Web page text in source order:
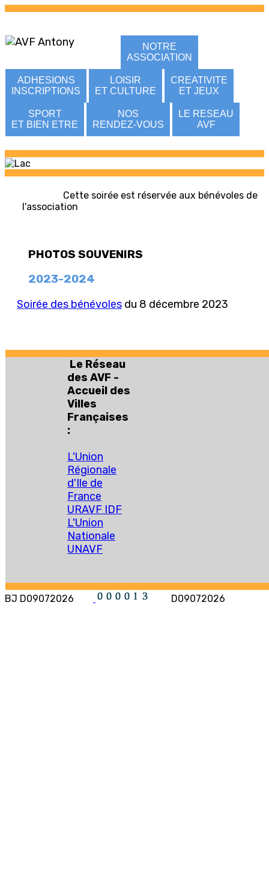
NOTRE
ASSOCIATION
ADHESIONS
INSCRIPTIONS
LOISIR
ET CULTURE
CREATIVITE
ET JEUX
SPORT
ET BIEN ETRE
NOS
RENDEZ-VOUS
LE RESEAU
AVF
Cette soirée est réservée aux bénévoles de
l'association
PHOTOS SOUVENIRS
2023-2024
Soirée des bénévoles du 8 décembre 2023
Le Réseau
des AVF -
Accueil des
Villes
Françaises
:
L'Union
Régionale
d'Ile de
France
URAVF IDF
L'Union
Nationale
UNAVF
BJ D09072026 D09072026